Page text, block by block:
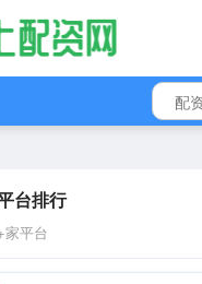
台排行
家平台